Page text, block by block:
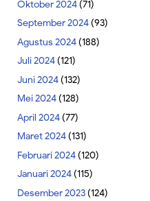
Oktober 2024(71)
September 2024(93)
Agustus 2024(188)
Juli 2024(121)
Juni 2024(132)
Mei 2024(128)
April 2024(77)
Maret 2024(131)
Februari 2024(120)
Januari 2024(115)
Desember 2023(124)